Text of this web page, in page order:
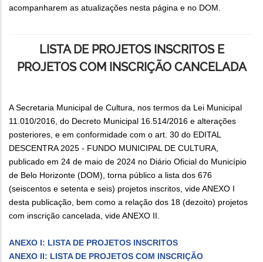
acompanharem as atualizações nesta página e no DOM.
LISTA DE PROJETOS INSCRITOS E
PROJETOS COM INSCRIÇÃO CANCELADA
A Secretaria Municipal de Cultura, nos termos da Lei Municipal
11.010/2016, do Decreto Municipal 16.514/2016 e alterações
posteriores, e em conformidade com o art. 30 do EDITAL
DESCENTRA 2025 - FUNDO MUNICIPAL DE CULTURA,
publicado em 24 de maio de 2024 no Diário Oficial do Município
de Belo Horizonte (DOM), torna público a lista dos 676
(seiscentos e setenta e seis) projetos inscritos, vide ANEXO I
desta publicação, bem como a relação dos 18 (dezoito) projetos
com inscrição cancelada, vide ANEXO II.
ANEXO I: LISTA DE PROJETOS INSCRITOS
ANEXO II: LISTA DE PROJETOS COM INSCRIÇÃO